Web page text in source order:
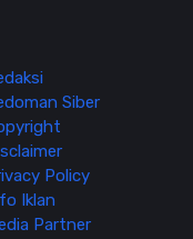
Siber
Policy
Iklan
Partner